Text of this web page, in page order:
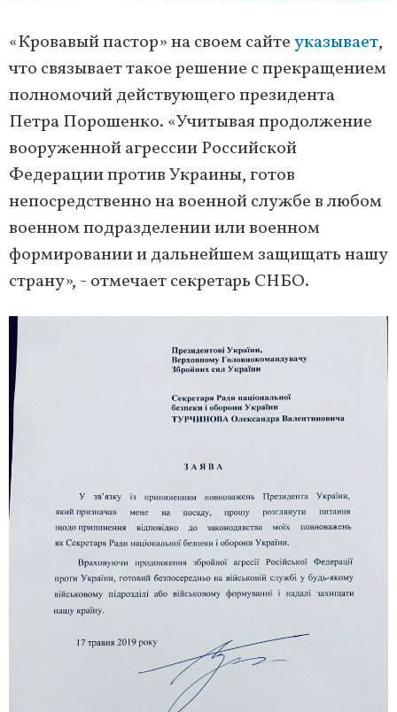
«Кровавый пастор» на своем сайтеуказывает,
что связывает такое решение с прекращением
полномочий действующего президента
Петра Порошенко. «Учитывая продолжение
вооруженной агрессии Российской
Федерации против Украины, готов
непосредственно на военной службе в любом
военном подразделении или военном
формировании и дальнейшем защищать нашу
страну», - отмечает секретарь СНБО.